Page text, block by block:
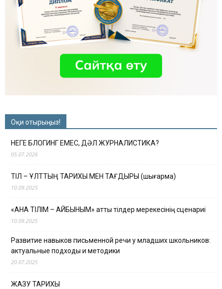
Оқи отырыңыз!
НЕГЕ БЛОГИНГ ЕМЕС, ДӘЛ ЖУРНАЛИСТИКА?
05.07.2026
ТІЛ – ҰЛТТЫҢ ТАРИХЫ МЕН ТАҒДЫРЫ (шығарма)
10.09.2025
«АНА ТІЛІМ – АЙБЫНЫМ» атты тілдер мерекесінің сценариі
10.09.2025
Развитие навыков письменной речи у младших школьников:
актуальные подходы и методики
20.07.2025
ЖАЗУ ТАРИХЫ